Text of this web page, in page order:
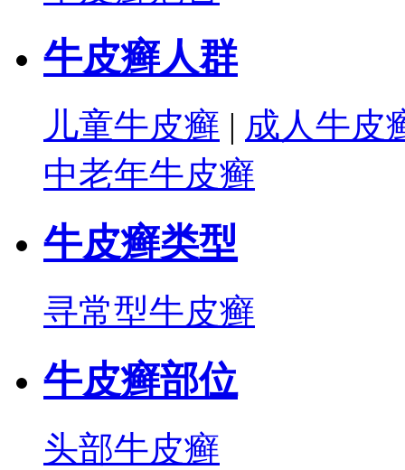
牛皮癣人群
儿童牛皮癣 | 成人牛皮
中老年牛皮癣
牛皮癣类型
寻常型牛皮癣
牛皮癣部位
头部牛皮癣